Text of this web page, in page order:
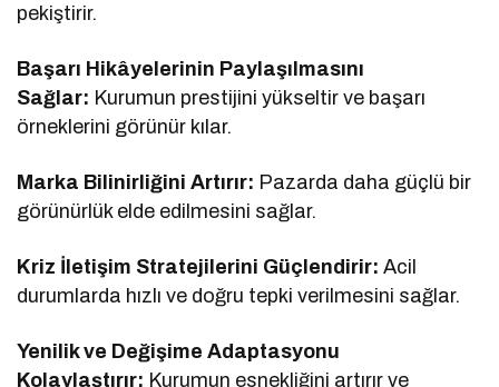
pekiştirir.
Başarı Hikâyelerinin Paylaşılmasını
Sağlar: Kurumun prestijini yükseltir ve başarı
örneklerini görünür kılar.
Marka Bilinirliğini Artırır: Pazarda daha güçlü bir
görünürlük elde edilmesini sağlar.
Kriz İletişim Stratejilerini Güçlendirir: Acil
durumlarda hızlı ve doğru tepki verilmesini sağlar.
Yenilik ve Değişime Adaptasyonu
Kolaylaştırır: Kurumun esnekliğini artırır ve